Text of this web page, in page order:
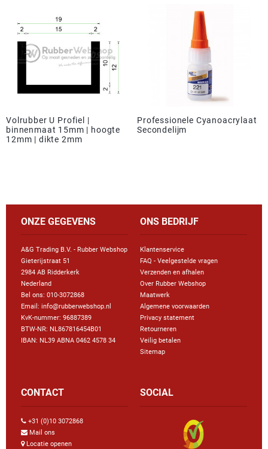
Volrubber U Profiel |
binnenmaat 15mm | hoogte
12mm | dikte 2mm
Professionele Cyanoacrylaat
Secondelijm
ONZE GEGEVENS
A&G Trading B.V. - Rubber Webshop
Gieterijstraat 51
2984 AB Ridderkerk
Nederland
Bel ons: 010-3072868
Email: info@rubberwebshop.nl
KvK-nummer: 96887389
BTW-NR: NL867816454B01
IBAN: NL39 ABNA 0462 4578 34
ONS BEDRIJF
Klantenservice
FAQ - Veelgestelde vragen
Verzenden en afhalen
Over Rubber Webshop
Maatwerk
Algemene voorwaarden
Privacy statement
Retourneren
Veilig betalen
Sitemap
CONTACT
+31 (0)10 3072868
Mail ons
Locatie openen
SOCIAL